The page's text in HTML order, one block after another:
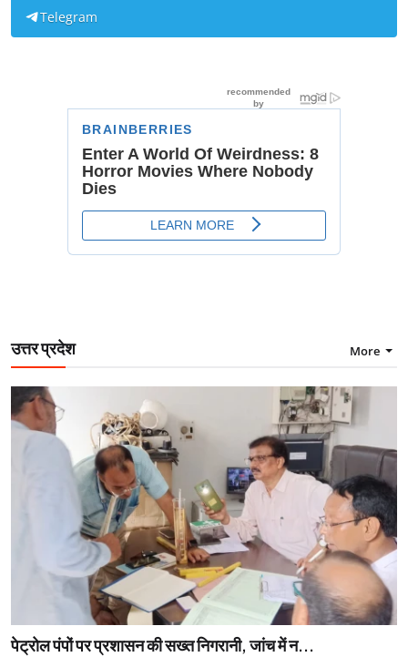
Telegram
उत्तर प्रदेश More
पेट्रोल पंपों पर प्रशासन की सख्त निगरानी, जांच में न...